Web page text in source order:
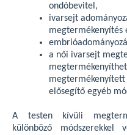
ondóbevitel,
ivarsejt
megtermékenyítés
a női ivarsejt
elősegítő egyéb
A testen kívüli
különböző